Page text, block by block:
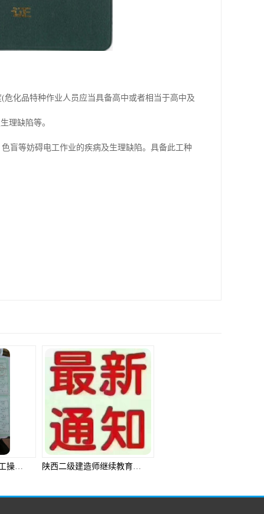
化品特种作业人员应当具备高中或者相当于高中及
理缺陷等。
盲等妨碍电工作业的疾病及生理缺陷。具备此工种
陕西二级建造师继续教育多少个课时，报名费需要价格，多长时间能拿到继续教育证书需要准备什么资料